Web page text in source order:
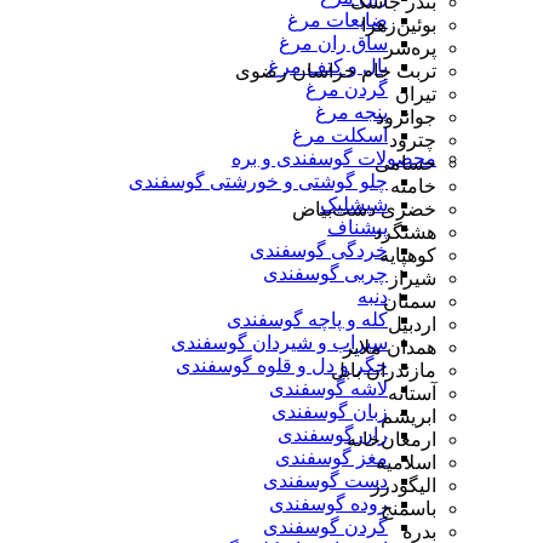
ضایعات مرغ
ساق ران مرغ
بال و کتف مرغ
گردن مرغ
پنجه مرغ
اسکلت مرغ
محصولات گوسفندی و بره
چلو گوشتی و خورشتی گوسفندی
شیشلیک
پیشناف
خردگی گوسفندی
چربی گوسفندی
دنبه
کله و پاچه گوسفندی
سیراب و شیردان گوسفندی
جگر و دل و قلوه گوسفندی
لاشه گوسفندی
زبان گوسفندی
ران گوسفندی
مغز گوسفندی
دست گوسفندی
روده گوسفندی
گردن گوسفندی
بوئین‌زهرا
پره‌سر
تربت جام خراسان رضوی
تیران
جوانرود
چترود
حسامی
خامنه
خضری دشت‌بیاض
هشتگرد
کوهپایه
شیراز
سمنان
اردبیل
همدان ملایر
مازندران بابل
آستانه
ابریشم
ارمغان‌خانه
اسلامیه
الیگودرز
باسمنج
بدره